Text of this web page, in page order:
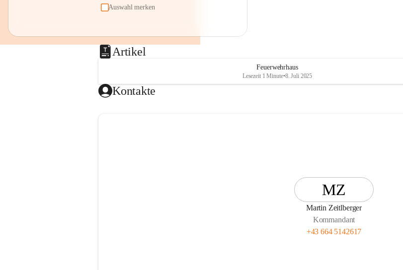
Auswahl merken
Artikel
Feuerwehrhaus
Lesezeit 1 Minute•8. Juli 2025
Kontakte
MZ
Martin Zeitlberger
Kommandant
+43 664 5142617